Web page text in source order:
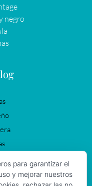
negro
para garantizar el
y mejorar nuestros